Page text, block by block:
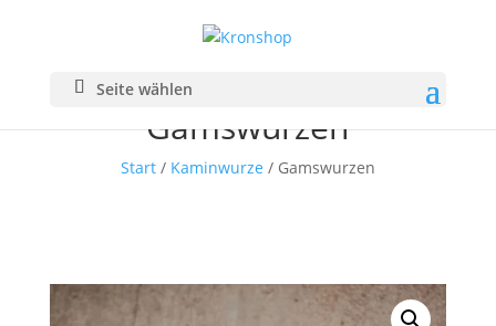
Seite wählen
Gamswurzen
Start/ Kaminwurze / Gamswurzen